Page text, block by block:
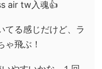
air tw入魂👍
てる感じだけど、ラ
ゃ飛ぶ！